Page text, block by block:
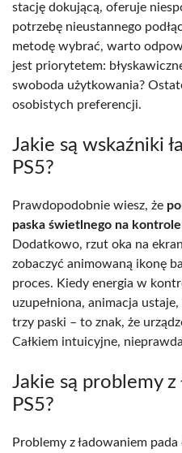
stację dokującą, oferuje
potrzebę nieustannego
metodę wybrać, warto
jest priorytetem:
swoboda użytkowania?
osobistych preferencji.
Jakie są wskaźniki
PS5?
Prawdopodobnie wiesz, że
paska świetlnego na
Dodatkowo, rzut oka na
zobaczyć animowaną ikonę
proces. Kiedy energia w
uzupełniona, animacja
trzy paski – to znak, że
Całkiem intuicyjne,
Jakie są problemy z
PS5?
Problemy z ładowaniem